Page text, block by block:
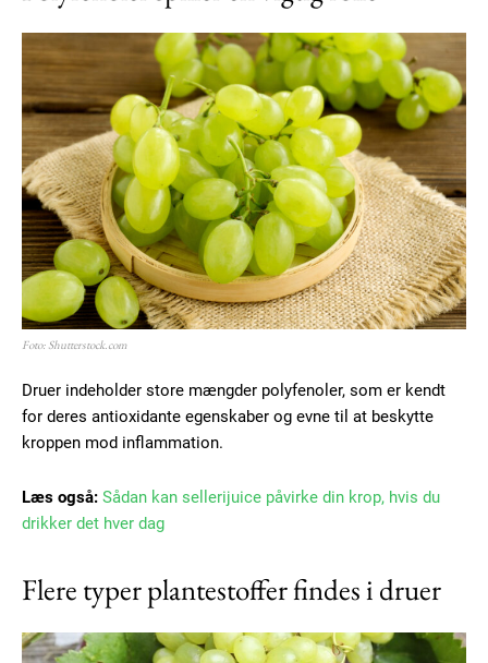
Foto: Shutterstock.com
Druer indeholder store mængder polyfenoler, som er kendt
for deres antioxidante egenskaber og evne til at beskytte
kroppen mod inflammation.
Læs også: Sådan kan sellerijuice påvirke din krop, hvis du
drikker det hver dag
Flere typer plantestoffer findes i druer